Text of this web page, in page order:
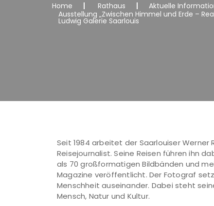
Home Rathaus Aktuelle
Ausstellung „Zwischen Himmel und Erde –
Ludwig Galerie Saarlouis
Seit 1984 arbeitet der Saarlouiser
Reisejournalist. Seine Reisen führen ihn
als 70 großformatigen Bildbänden und
Magazine veröffentlicht. Der Fotograf
Menschheit auseinander. Dabei steht
Mensch, Natur und Kultur.